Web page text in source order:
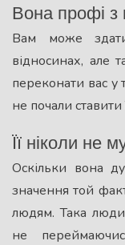
Вона профі з
Вам може
відносинах, але
переконати вас
не почали
Її ніколи не
Оскільки вона
значення той
людям. Така
не